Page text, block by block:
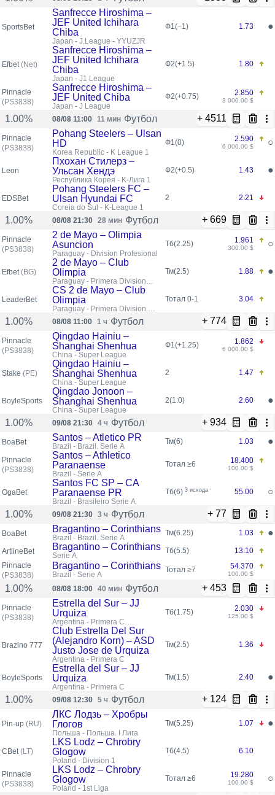
SportsBet
Sanfrecce Hiroshima –
JEF United Ichihara
Chiba
Japan - J.League - YYUZJR
Ф1(−1) 1.73 ●
Efbet(Net)
Sanfrecce Hiroshima –
JEF United Ichihara
Chiba
Japan - J1 League
Ф2(+1.5) 1.80
Pinnacle
(PS3838)
Sanfrecce Hiroshima –
JEF United Chiba
Japan - J League
Ф2(+0.75) 2.850
3 000.00 $
1.00% 08/08 11:00 11 мин Футбол + 4511
Pinnacle
(PS3838)
Pohang Steelers – Ulsan
HD
Korea Republic - K League 1
Ф1(0) 2.590
6 000.00 $ ○
Leon
Пхохан Стилерз –
Ульсан Хендэ
Республика Корея - K-Лига 1
Ф2(+0.5) 1.43 ●
EDSBet
Pohang Steelers FC –
Ulsan Hyundai FC
Coreia do Sul - K-League 1
2 2.21
1.00% 08/08 21:30 28 мин Футбол + 669
Pinnacle
(PS3838)
2 de Mayo – Olimpia
Asuncion
Paraguay - Division Profesional
Тб(2.25) 1.961
300.00 $ ○
Efbet(BG)
2 de Mayo – Club
Olimpia
Paraguay - Primera Division
Apertura
Тм(2.5) 1.88 ●
LeaderBet
CS 2 de Mayo – Club
Olimpia
Paraguay - Primera Division.
Тотал 0-1 3.04
1.00% 08/08 11:00 1 ч Футбол + 774
Pinnacle
(PS3838)
Qingdao Hainiu –
Shanghai Shenhua
China - Super League
Ф1(+1.25) 1.862
6 000.00 $
Stake (PE)
Qingdao Hainiu –
Shanghai Shenhua
China - Super League
2 1.47
BoyleSports
Qingdao Jonoon –
Shanghai Shenhua
China - Super League
2(1:0) 2.60 ●
1.00% 09/08 21:30 4 ч Футбол + 934
BoaBet Santos – Atletico PR
Brazil - Brazil. Serie A
Тм(6) 1.03 ●
Pinnacle
(PS3838)
Santos – Athletico
Paranaense
Brazil - Serie A
Тотал ≥6 18.400
100.00 $
OgaBet
Santos FC SP – CA
Paranaense PR
Brazil - Brasileiro Serie A
Тб(6) 3 исхода 55.00 ○
1.00% 09/08 21:30 3 ч Футбол + 77
BoaBet Bragantino – Corinthians
Brazil - Brazil. Serie A
Тм(6.25) 1.03 ●
ArtlineBet Bragantino – Corinthians
Serie A
Тб(5.5)
13.10
Pinnacle
(PS3838)
Bragantino – Corinthians
Brazil - Serie A
Тотал ≥7 54.370
100.00 $
1.00% 08/08 18:00 40 мин Футбол + 453
Pinnacle
(PS3838)
Estrella del Sur – JJ
Urquiza
Argentina - Primera C
Metropolitana
Тб(1.75) 2.030
125.00 $
Brazino 777
Club Estrella Del Sur
(Alejandro Korn) – ASD
Justo Jose de Urquiza
Argentina - Primera C
Тм(2.5) 1.36
BoyleSports
Estrella del Sur – JJ
Urquiza
Argentina - Primera C
Тм(1.5) 2.40 ●
1.00% 09/08 12:30 5 ч Футбол + 124
Pin-up (RU)
ЛКС Лодзь – Хробры
Глогов
Польша - Польша. I Лига
Тм(5.25) 1.07 ●
CBet(LT)
LKS Lodz – Chrobry
Glogow
Poland - Division 1
Тб(4.5) 6.10
Pinnacle
(PS3838)
LKS Lodz – Chrobry
Glogow
Poland - 1st Liga
Тотал ≥6 19.280
100.00 $ ○